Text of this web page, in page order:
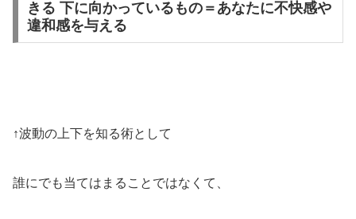
きる 下に向かっているもの＝あなたに不快感や
違和感を与える
↑波動の上下を知る術として
誰にでも当てはまることではなくて、